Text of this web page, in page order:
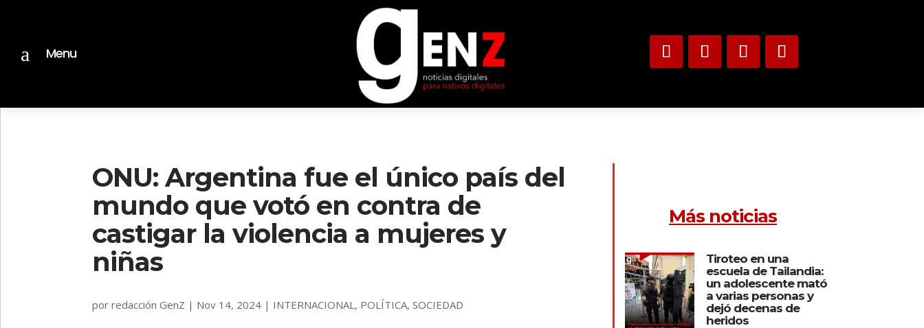
a Menu
ONU: Argentina fue el único país del
mundo que votó en contra de
castigar la violencia a mujeres y
niñas
porredacción GenZ | Nov 14, 2024 | INTERNACIONAL , POLÍTICA,SOCIEDAD
Más noticias
Tiroteo en una
escuela de Tailandia:
un adolescente mató
a varias personas y
dejó decenas de
heridos